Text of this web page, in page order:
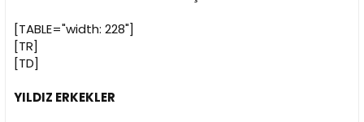
[TABLE="width: 228"]
[TR]
[TD]
YILDIZ ERKEKLER